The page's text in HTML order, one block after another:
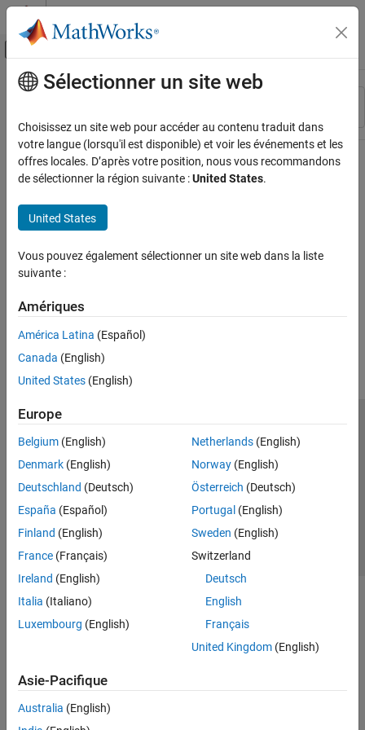
Passer au contenu
Activer/désactiver l'affichage du menu
Ressource
Contenu principal
Sélectionner un site web
Choisissez un site web pour accéder au contenu traduit dans
votre langue (lorsqu'il est disponible) et voir les événements et les
offres locales. D’après votre position, nous vous recommandons
de sélectionner la région suivante :United States.
United States
Vous pouvez également sélectionner un site web dans la liste
suivante :
Amériques
América Latina (Español)
Canada (English)
United States (English)
Europe
Belgium (English)
Denmark (English)
Deutschland (Deutsch)
España (Español)
Finland (English)
France (Français)
Ireland (English)
Italia (Italiano)
Luxembourg (English)
Netherlands(English)
Norway(English)
Österreich (Deutsch)
Portugal (English)
Sweden (English)
Switzerland
Deutsch
English
Français
United Kingdom(English)
Asie-Pacifique
Australia (English)
Lutte anti-piratage
Contacts locaux
© 1994-2026 The MathWorks, Inc.